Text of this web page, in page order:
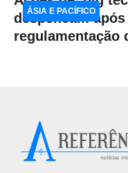
despencam após
regulamentação
ÁSIA E PACÍFICO